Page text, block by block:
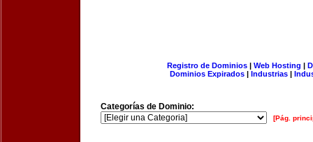
Registro de Dominios| Web Hosting |
Dominios Expirados | Industrias |
Categorías de Dominio:
[Pág.